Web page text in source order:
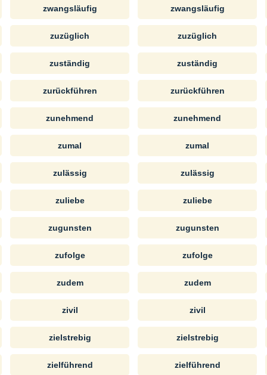
zwangsläufig
zuzüglich
zuständig
zurückführen
zunehmend
zumal
zulässig
zuliebe
zugunsten
zufolge
zudem
zivil
zielstrebig
zielführend
zwangsläufig
zuzüglich
zuständig
zurückführen
zunehmend
zumal
zulässig
zuliebe
zugunsten
zufolge
zudem
zivil
zielstrebig
zielführend